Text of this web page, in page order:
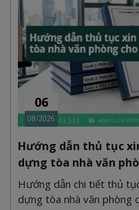
06
08/2026
Hướng dẫn thủ tục
dựng tòa nhà văn
Hướng dẫn chi tiết thủ
dựng tòa nhà văn phòng